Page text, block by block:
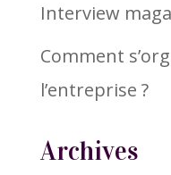
Interview
Comment
l’entreprise ?
Archives